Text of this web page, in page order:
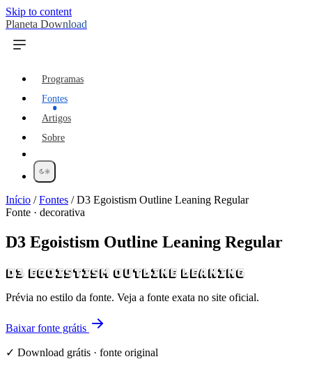
Skip to content
Planeta Download
Programas
Fontes
Artigos
Sobre
Início /Fontes /D3 Egoistism Outline Leaning Regular
Fonte · decorativa
D3 Egoistism Outline Leaning Regular
D3 Egoistism Outline Leaning
Prévia no estilo da fonte. Veja a fonte exata no site oficial.
Baixar fonte grátis
✓ Download grátis · fonte original